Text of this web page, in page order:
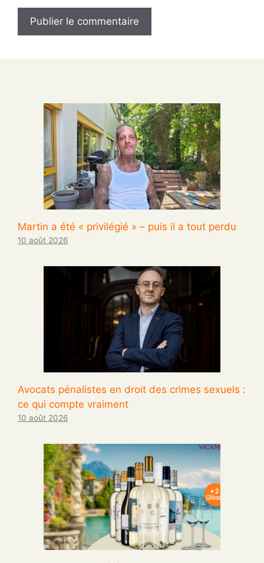
Martin a été « privilégié » – puis il a tout perdu
10 août 2026
Avocats pénalistes en droit des crimes sexuels :
ce qui compte vraiment
10 août 2026